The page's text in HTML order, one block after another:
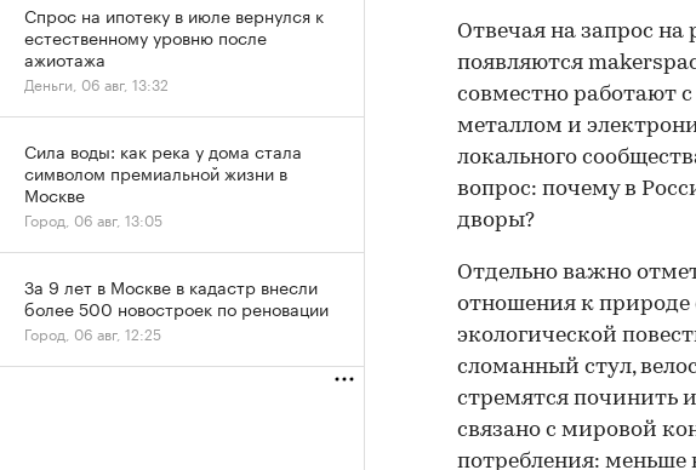
Отвечая на запрос
появляются
совместно работают
металлом и
локального
вопрос: почему в
дворы?
Отдельно важно
отношения к природе
экологической
сломанный стул,
стремятся починить
связано с мировой
потребления: меньше
Спрос на ипотеку в июле вернулся к
естественному уровню после
ажиотажа
Деньги, 06 авг, 13:32
Сила воды: как река у дома стала
символом премиальной жизни в
Москве
Город, 06 авг, 13:05
За 9 лет в Москве в кадастр внесли
более 500 новостроек по реновации
Город, 06 авг, 12:25